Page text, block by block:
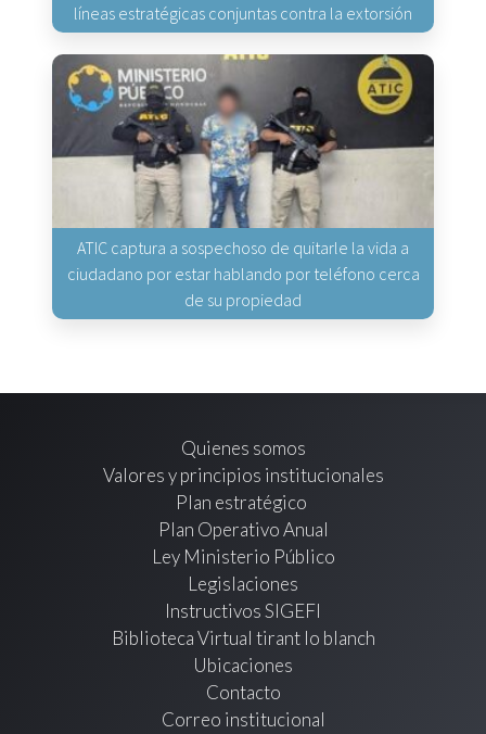
líneas estratégicas conjuntas contra la extorsión
ATIC captura a sospechoso de quitarle la vida a
ciudadano por estar hablando por teléfono cerca
de su propiedad
Quienes somos
Valores y principios institucionales
Plan estratégico
Plan Operativo Anual
Ley Ministerio Público
Legislaciones
Instructivos SIGEFI
Biblioteca Virtual tirant lo blanch
Ubicaciones
Contacto
Correo institucional